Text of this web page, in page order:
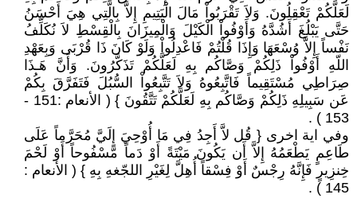
لَعَلَّكُمْ تَعْقِلُونَ. وَلاَ تَقْرَبُواْ مَالَ الْيَتِيمِ إِلاَّ بِالَّتِي هِيَ أَحْسَنُ
حَتَّى يَبْلُغَ أَشُدَّهُ وَأَوْفُواْ الْكَيْلَ وَالْمِيزَانَ بِالْقِسْطِ لاَ نُكَلِّفُ
نَفْساً إِلاَّ وُسْعَهَا وَإِذَا قُلْتُمْ فَاعْدِلُواْ وَلَوْ كَانَ ذَا قُرْبَى وَبِعَهْدِ
اللّهِ أَوْفُواْ ذَلِكُمْ وَصَّاكُم بِهِ لَعَلَّكُمْ تَذَكَّرُونَ. وَأَنَّ هَـذَا
صِرَاطِي مُسْتَقِيماً فَاتَّبِعُوهُ وَلاَ تَتَّبِعُواْ السُّبُلَ فَتَفَرَّقَ بِكُمْ
عَن سَبِيلِهِ ذَلِكُمْ وَصَّاكُم بِهِ لَعَلَّكُمْ تَتَّقُونَ } ( الأنعام :151 -
153 ) .
وفي اية اخرى { قُل لاَّ أَجِدُ فِي مَا أُوْحِيَ إِلَيَّ مُحَرَّماً عَلَى
طَاعِمٍ يَطْعَمُهُ إِلاَّ أَن يَكُونَ مَيْتَةً أَوْ دَماً مَّسْفُوحاً أَوْ لَحْمَ
خِنزِيرٍ فَإِنَّهُ رِجْسٌ أَوْ فِسْقاً أُهِلَّ لِغَيْرِ اللجّغهِ بِهِ } ( الأنعام :
145 ) .